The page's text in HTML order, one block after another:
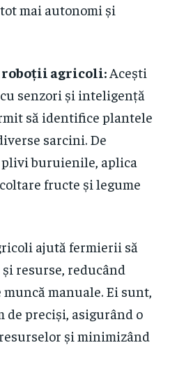
mai autonomi și
roboții agricoli: Acești
senzori și inteligență
să identifice plantele
sarcini. De
buruienile, aplica
fructe și legume
ajută fermierii să
resurse, reducând
manuale. Ei sunt,
de preciși, asigurând o
și minimizând